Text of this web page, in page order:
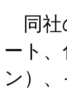
同社
ート
ン）